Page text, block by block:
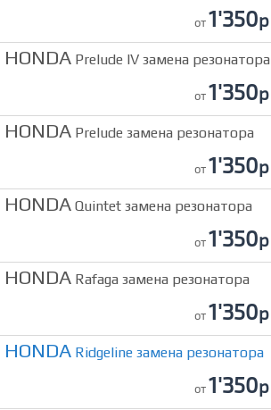
от1'350р
HONDA Prelude IV замена резонатора
от1'350р
HONDA Prelude замена резонатора
от1'350р
HONDA Quintet замена резонатора
от1'350р
HONDA Rafaga замена резонатора
от1'350р
HONDA Ridgeline замена резонатора
от1'350р